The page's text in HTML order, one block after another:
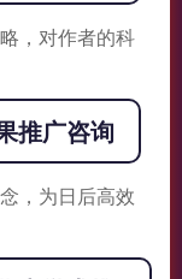
，对作者的科
推广咨询
，为日后高效